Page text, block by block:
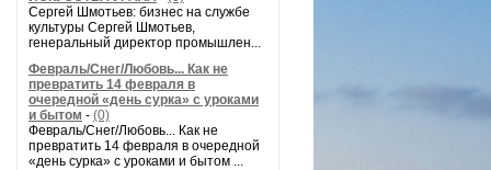
Сергей Шмотьев: бизнес на службе
культуры Сергей Шмотьев,
генеральный директор промышлен...
Февраль/Снег/Любовь... Как не
превратить 14 февраля в
очередной «день сурка» с уроками
и бытом - (0)
Февраль/Снег/Любовь... Как не
превратить 14 февраля в очередной
«день сурка» с уроками и бытом ...